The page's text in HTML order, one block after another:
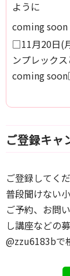
ように
coming soon
□11月20日(
ンプレック
coming
ご登録キャ
ご登録してく
普段聞けない
ご予約、お問
し講座などの
@zzu6183bで